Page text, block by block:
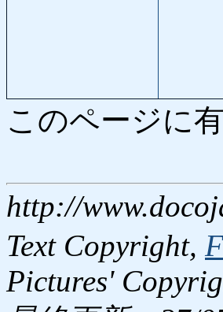
このページに
http://
Text Copyright,
Pictures'